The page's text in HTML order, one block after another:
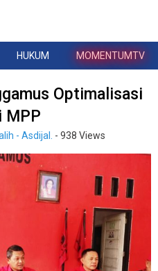
HUKUM MOMENTUMTV
Optimalisasi
MPP
- Asdijal. - 938 Views